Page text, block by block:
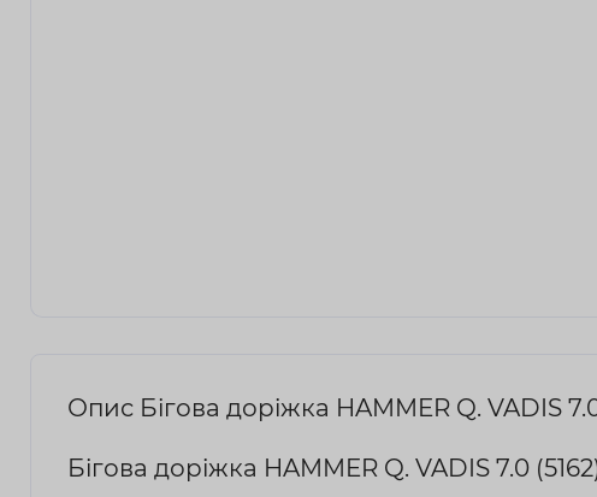
Опис Бігова доріжка HAMMER Q. VADIS
Бігова доріжка HAMMER Q. VADIS 7.0